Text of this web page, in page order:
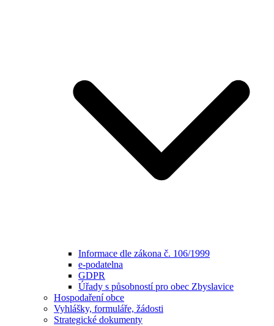
Informace dle zákona č. 106/1999
e-podatelna
GDPR
Úřady s působností pro obec Zbyslavice
Hospodaření obce
Vyhlášky, formuláře, žádosti
Strategické dokumenty